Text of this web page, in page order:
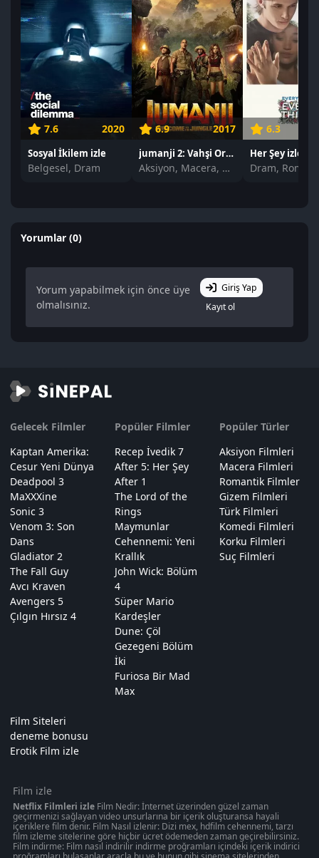
7.6 2020
Sosyal İkilem izle
Belgesel, Dram
6.9 2017
jumanji 2: Vahşi Orman izle
Aksiyon, Macera, Komedi
6.3
Her Şey izle
Dram,
Yorumlar (0)
Yorum yapabilmek için önce üye
olmalısınız.
Giriş Yap
Kayıt ol
Gelecek Filmler
Kaptan Amerika:
Cesur Yeni Dünya
Deadpool 3
MaXXXine
Sonic 3
Venom 3: Son
Dans
Gladiator 2
The Fall Guy
Avcı Kraven
Avengers 5
Çılgın Hırsız 4
Popüler Filmler
Recep İvedik 7
After 5: Her Şey
After 1
The Lord of the
Rings
Maymunlar
Cehennemi: Yeni
Krallık
John Wick: Bölüm
4
Süper Mario
Kardeşler
Dune: Çöl
Gezegeni Bölüm
İki
Furiosa Bir Mad
Max
Popüler Türler
Aksiyon Filmleri
Macera Filmleri
Romantik Filmler
Gizem Filmleri
Türk Filmleri
Komedi Filmleri
Korku Filmleri
Suç Filmleri
Film Siteleri
deneme bonusu
Erotik Film izle
Film izle
Netflix Filmleri izleFilm Nedir: İnternet üzerinden güzel zaman
geçirmenizi sağlayan video unsurlarına bir içerik oluşturansa hayali
içeriklere film denir. Film Nasıl izlenir: Dizi mex, hdfilm cehennemi, tarzı
film izleme sitelerine göre hiçbir ücret ödemeden zaman geçirebilirsiniz.
Film indirme: Film nasıl indirilir indirme proğramları içindeki içerik indirici